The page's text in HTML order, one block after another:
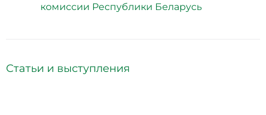
комиссии Республики Беларусь
Статьи и выступления